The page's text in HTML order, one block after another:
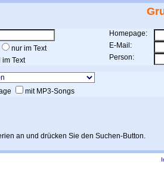
Homepage:
nur im Text
E-Mail:
im Text
Person:
mit MP3-Songs
an und drücken Sie den Suchen-Button.